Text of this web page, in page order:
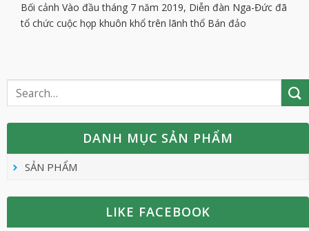
Bối cảnh Vào đầu tháng 7 năm 2019, Diễn đàn Nga-Đức đã
tổ chức cuộc họp khuôn khổ trên lãnh thổ Bán đảo
DANH MỤC SẢN PHẨM
SẢN PHẨM
LIKE FACEBOOK